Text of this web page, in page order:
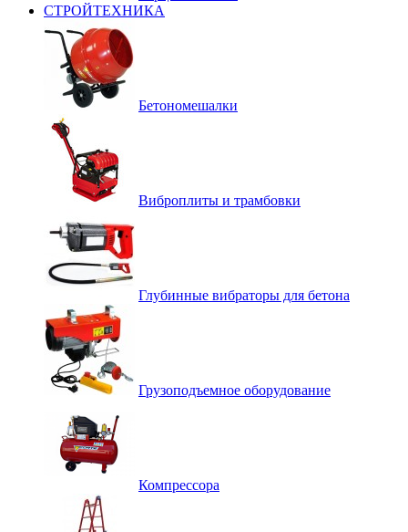
СТРОЙТЕХНИКА
Бетономешалки
Виброплиты и трамбовки
Глубинные вибраторы для бетона
Грузоподъемное оборудование
Компрессора